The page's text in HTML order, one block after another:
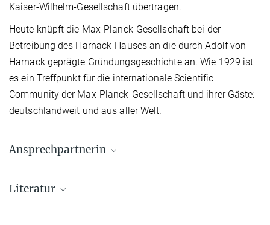
Kaiser-Wilhelm-Gesellschaft übertragen.
Heute knüpft die Max-Planck-Gesellschaft bei der
Betreibung des Harnack-Hauses an die durch Adolf von
Harnack geprägte Gründungsgeschichte an. Wie 1929 ist
es ein Treffpunkt für die internationale Scientific
Community der Max-Planck-Gesellschaft und ihrer Gäste:
deutschlandweit und aus aller Welt.
Ansprechpartnerin
Kommunikation
Literatur